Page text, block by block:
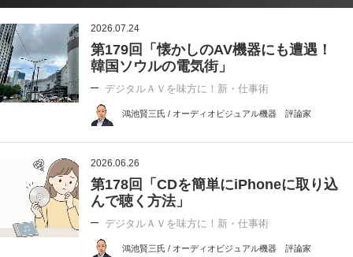
2026.07.24
第179回「懐かしのAV機器にも遭遇！
韓国ソウルの電気街」
デジタルＡＶを味方に！新・仕事術
鴻池賢三氏 / オーディオビジュアル機器 評論家
2026.06.26
第178回「CDを簡単にiPhoneに取り込
んで聴く方法」
デジタルＡＶを味方に！新・仕事術
鴻池賢三氏 / オーディオビジュアル機器 評論家